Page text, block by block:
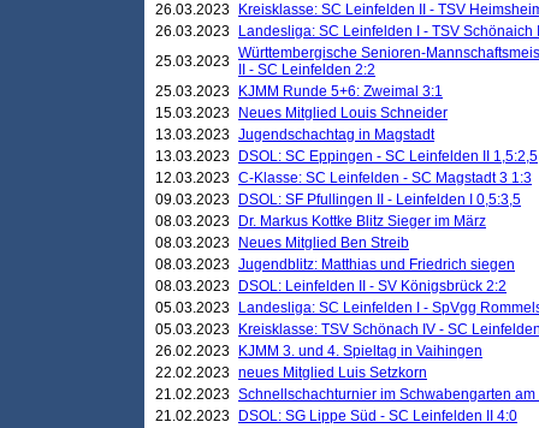
26.03.2023
Kreisklasse: SC Leinfelden II - TSV
26.03.2023
Landesliga: SC Leinfelden I - TSV Schönaich
25.03.2023 Württembergische Senioren-
II - SC Leinfelden 2:2
25.03.2023
KJMM Runde 5+6: Zweimal 3:1
15.03.2023
Neues Mitglied Louis Schneider
13.03.2023 Jugendschachtag in Magstadt
13.03.2023
DSOL: SC Eppingen - SC Leinfelden II 1,5:2,5
12.03.2023 C-Klasse: SC Leinfelden - SC Magstadt 3 1:3
09.03.2023
DSOL: SF Pfullingen II - Leinfelden I 0,5:3,5
08.03.2023
Dr. Markus Kottke Blitz Sieger im März
08.03.2023
Neues Mitglied Ben Streib
08.03.2023 Jugendblitz: Matthias und Friedrich siegen
08.03.2023
DSOL: Leinfelden II - SV Königsbrück 2:2
05.03.2023
Landesliga: SC Leinfelden I - SpVgg
05.03.2023
Kreisklasse: TSV Schönach IV - SC
26.02.2023
KJMM 3. und 4. Spieltag in Vaihingen
22.02.2023 neues Mitglied Luis Setzkorn
21.02.2023 Schnellschachturnier im Schwabengarten
21.02.2023
DSOL: SG Lippe Süd - SC Leinfelden II 4:0